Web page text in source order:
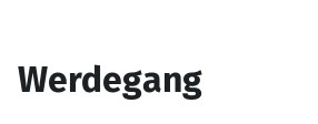
Werdegang